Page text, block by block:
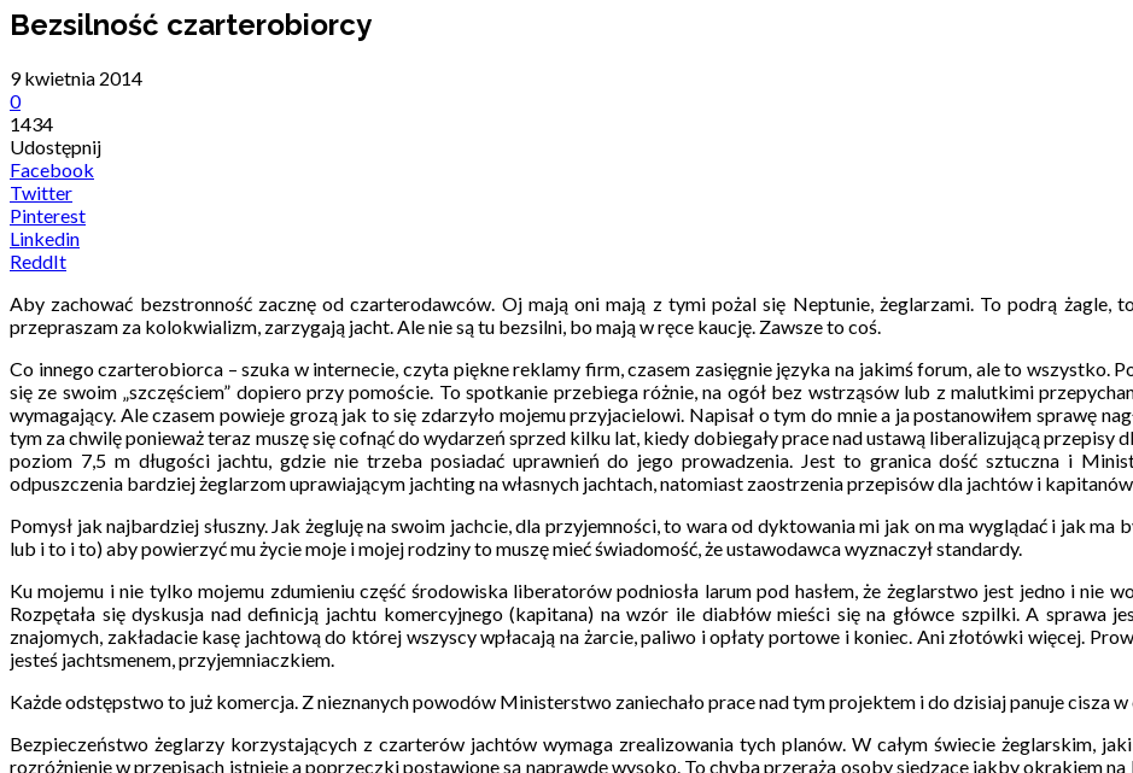
Bezsilność czarterobiorcy
9 kwietnia 2014
0
1434
Udostępnij
Facebook
Twitter
Pinterest
Linkedin
ReddIt
Aby zachować bezstronność zacznę od czarterodawców. Oj mają oni mają z tymi pożal się Neptunie, żeglarzami. To podrą
przepraszam za kolokwializm, zarzygają jacht. Ale nie są tu bezsilni, bo mają w ręce kaucję. Zawsze to coś.
Co innego czarterobiorca – szuka w internecie, czyta piękne reklamy firm, czasem zasięgnie języka na jakimś forum, ale to wszystko.
się ze swoim „szczęściem” dopiero przy pomoście. To spotkanie przebiega różnie, na ogół bez wstrząsów lub z malutkimi
wymagający. Ale czasem powieje grozą jak to się zdarzyło mojemu przyjacielowi. Napisał o tym do mnie a ja postanowiłem sprawę
tym za chwilę ponieważ teraz muszę się cofnąć do wydarzeń sprzed kilku lat, kiedy dobiegały prace nad ustawą liberalizującą przepisy
poziom 7,5 m długości jachtu, gdzie nie trzeba posiadać uprawnień do jego prowadzenia. Jest to granica dość sztuczna i
odpuszczenia bardziej żeglarzom uprawiającym jachting na własnych jachtach, natomiast zaostrzenia przepisów dla jachtów i
Pomysł jak najbardziej słuszny. Jak żegluję na swoim jachcie, dla przyjemności, to wara od dyktowania mi jak on ma wyglądać i jak ma
lub i to i to) aby powierzyć mu życie moje i mojej rodziny to muszę mieć świadomość, że ustawodawca wyznaczył standardy.
Ku mojemu i nie tylko mojemu zdumieniu część środowiska liberatorów podniosła larum pod hasłem, że żeglarstwo jest jedno i nie
Rozpętała się dyskusja nad definicją jachtu komercyjnego (kapitana) na wzór ile diabłów mieści się na główce szpilki. A sprawa
znajomych, zakładacie kasę jachtową do której wszyscy wpłacają na żarcie, paliwo i opłaty portowe i koniec. Ani złotówki więcej.
jesteś jachtsmenem, przyjemniaczkiem.
Każde odstępstwo to już komercja. Z nieznanych powodów Ministerstwo zaniechało prace nad tym projektem i do dzisiaj panuje cisza w
Bezpieczeństwo żeglarzy korzystających z czarterów jachtów wymaga zrealizowania tych planów. W całym świecie żeglarskim,
rozróżnienie w przepisach istnieje a poprzeczki postawione są naprawdę wysoko. To chyba przeraża osoby siedzące jakby okrakiem